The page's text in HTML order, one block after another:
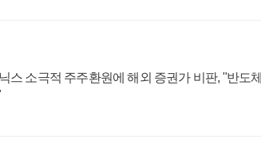
스 소극적 주주환원에 해외 증권가 비판, "반도체